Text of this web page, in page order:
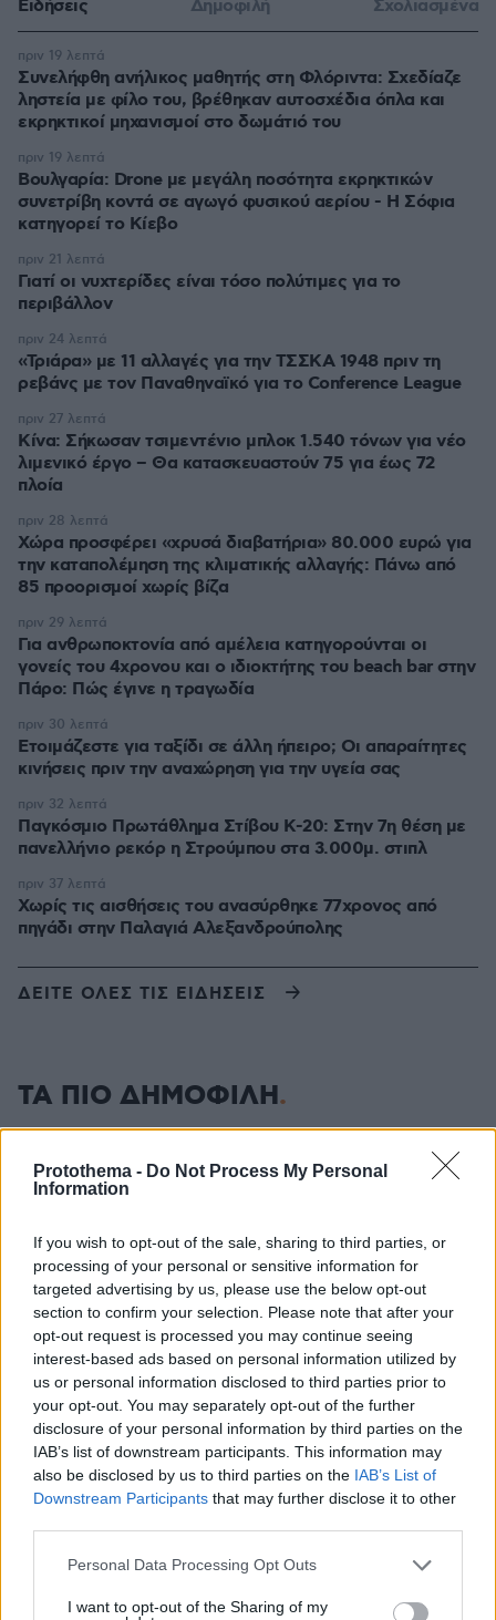
Protothema - Do Not Process My Personal
Information
If you wish to opt-out of the sale, sharing to third parties, or
processing of your personal or sensitive information for
targeted advertising by us, please use the below opt-out
section to confirm your selection. Please note that after your
opt-out request is processed you may continue seeing
interest-based ads based on personal information utilized by
us or personal information disclosed to third parties prior to
your opt-out. You may separately opt-out of the further
disclosure of your personal information by third parties on the
IAB’s list of downstream participants. This information may
also be disclosed by us to third parties on the IAB’s List of
Downstream Participants that may further disclose it to other
Please note that this website/app uses one or more Google
not limited to your visit or usage behaviour. You may click to
Personal Data Processing Opt Outs
I want to opt-out of the Sharing of my
Ειδήσεις Δημοφιλή Σχολιασμένα
Συνελήφθη ανήλικος μαθητής στη Φλόριντα: Σχεδίαζε
ληστεία με φίλο του, βρέθηκαν αυτοσχέδια όπλα και
εκρηκτικοί μηχανισμοί στο δωμάτιό του
πριν 19 λεπτά
Βουλγαρία: Drone με μεγάλη ποσότητα εκρηκτικών
συνετρίβη κοντά σε αγωγό φυσικού αερίου - Η Σόφια
κατηγορεί το Κίεβο
πριν 19 λεπτά
Γιατί οι νυχτερίδες είναι τόσο πολύτιμες για το
περιβάλλον
πριν 21 λεπτά
«Τριάρα» με 11 αλλαγές για την ΤΣΣΚΑ 1948 πριν τη
ρεβάνς με τον Παναθηναϊκό για το Conference League
πριν 24 λεπτά
Κίνα: Σήκωσαν τσιμεντένιο μπλοκ 1.540 τόνων για νέο
λιμενικό έργο – Θα κατασκευαστούν 75 για έως 72
πλοία
πριν 27 λεπτά
Χώρα προσφέρει «χρυσά διαβατήρια» 80.000 ευρώ για
την καταπολέμηση της κλιματικής αλλαγής: Πάνω από
85 προορισμοί χωρίς βίζα
πριν 28 λεπτά
Για ανθρωποκτονία από αμέλεια κατηγορούνται οι
γονείς του 4χρονου και ο ιδιοκτήτης του beach bar στην
Πάρο: Πώς έγινε η τραγωδία
πριν 29 λεπτά
Ετοιμάζεστε για ταξίδι σε άλλη ήπειρο; Οι απαραίτητες
κινήσεις πριν την αναχώρηση για την υγεία σας
πριν 30 λεπτά
Παγκόσμιο Πρωτάθλημα Στίβου Κ-20: Στην 7η θέση με
πανελλήνιο ρεκόρ η Στρούμπου στα 3.000μ. στιπλ
πριν 32 λεπτά
Χωρίς τις αισθήσεις του ανασύρθηκε 77χρονος από
πηγάδι στην Παλαγιά Αλεξανδρούπολης
πριν 37 λεπτά
ΔΕΙΤΕ ΟΛΕΣ ΤΙΣ ΕΙΔΗΣΕΙΣ
ΤΑ ΠΙΟ ΔΗΜΟΦΙΛΗ
08.08.2026, 19:36